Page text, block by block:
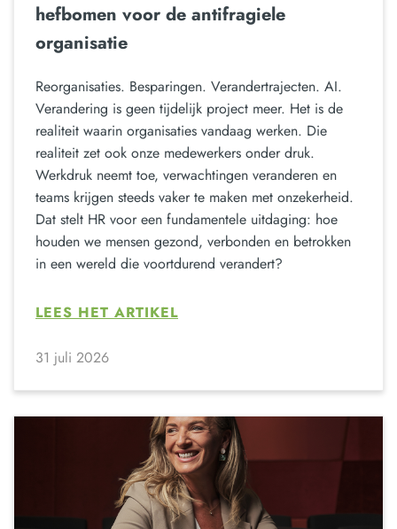
hefbomen voor de antifragiele
organisatie
Reorganisaties. Besparingen. Verandertrajecten. AI.
Verandering is geen tijdelijk project meer. Het is de
realiteit waarin organisaties vandaag werken. Die
realiteit zet ook onze medewerkers onder druk.
Werkdruk neemt toe, verwachtingen veranderen en
teams krijgen steeds vaker te maken met onzekerheid.
Dat stelt HR voor een fundamentele uitdaging: hoe
houden we mensen gezond, verbonden en betrokken
in een wereld die voortdurend verandert?
LEES HET ARTIKEL
31 juli 2026